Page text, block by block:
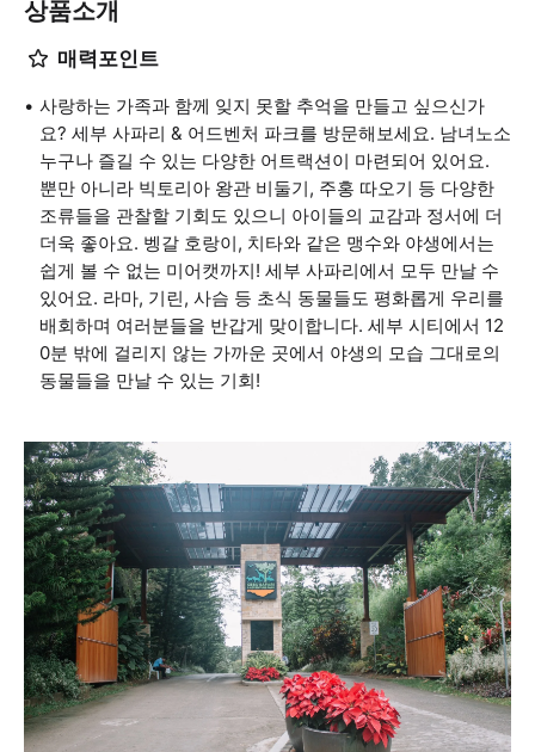
상품소개
매력포인트
사랑하는 가족과 함께 잊지 못할 추억을 만들고 싶으신가
요? 세부 사파리 & 어드벤처 파크를 방문해보세요. 남녀노소
누구나 즐길 수 있는 다양한 어트랙션이 마련되어 있어요.
뿐만 아니라 빅토리아 왕관 비둘기, 주홍 따오기 등 다양한
조류들을 관찰할 기회도 있으니 아이들의 교감과 정서에 더
더욱 좋아요. 벵갈 호랑이, 치타와 같은 맹수와 야생에서는
쉽게 볼 수 없는 미어캣까지! 세부 사파리에서 모두 만날 수
있어요. 라마, 기린, 사슴 등 초식 동물들도 평화롭게 우리를
배회하며 여러분들을 반갑게 맞이합니다. 세부 시티에서 12
0분 밖에 걸리지 않는 가까운 곳에서 야생의 모습 그대로의
동물들을 만날 수 있는 기회!